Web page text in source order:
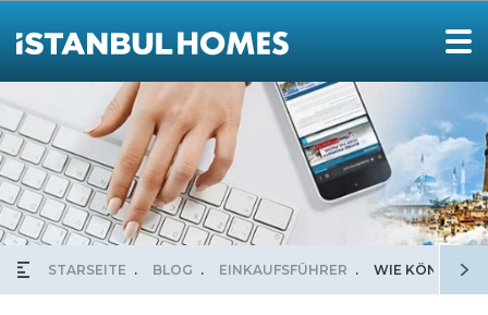
STARSEITE BLOG EINKAUFSFÜHRER WIE KÖNNEN